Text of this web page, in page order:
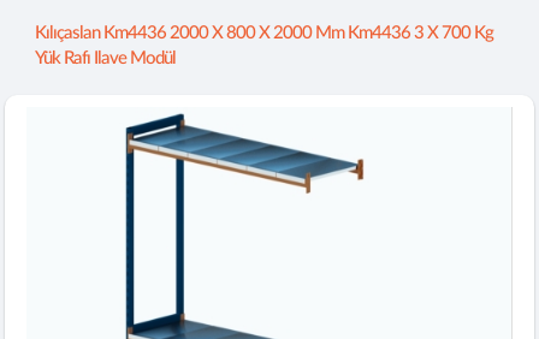
Kılıçaslan Km4436 2000 X 800 X 2000 Mm Km4436 3 X 700 Kg
Yük Rafı Ilave Modül